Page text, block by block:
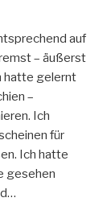
auf
– äußerst
hatte gelernt
–
Ich
für
Ich hatte
gesehen